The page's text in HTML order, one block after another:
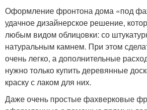
Оформление фронтона дома «под
удачное дизайнерское решение,
любым видом облицовки: со
натуральным камнем. При этом
очень легко, а дополнительные
нужно только купить деревянные
краску с лаком для них.
Даже очень простые фахверковые